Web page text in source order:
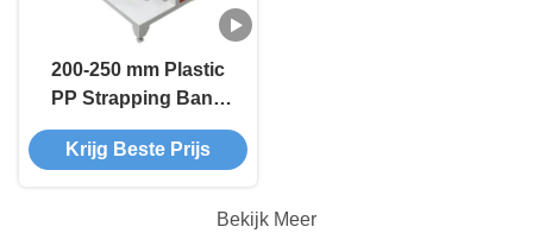
200-250 mm Plastic
PP Strapping Band
Winding Machine
Krijg Beste Prijs
Bekijk Meer